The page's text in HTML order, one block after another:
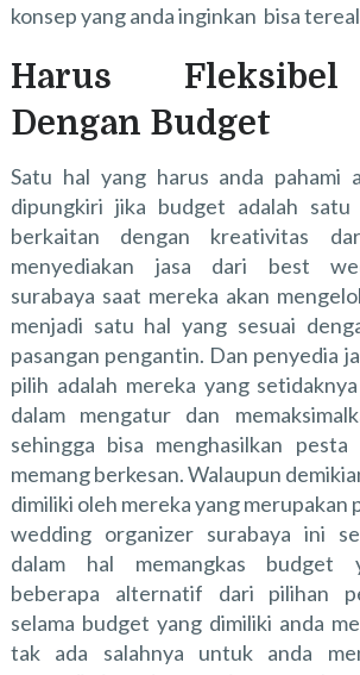
konsep yang anda inginkan bisa
Harus
Dengan Budget
Satu hal yang harus anda pahami
dipungkiri jika budget adalah
berkaitan dengan kreativitas
menyediakan jasa dari best
surabaya saat mereka akan
menjadi satu hal yang sesuai
pasangan pengantin. Dan penyedia
pilih adalah mereka yang
dalam mengatur dan
sehingga bisa menghasilkan pesta
memang berkesan. Walaupun
dimiliki oleh mereka yang merupakan
wedding organizer surabaya ini
dalam hal memangkas budget
beberapa alternatif dari pilihan
selama budget yang dimiliki anda
tak ada salahnya untuk anda